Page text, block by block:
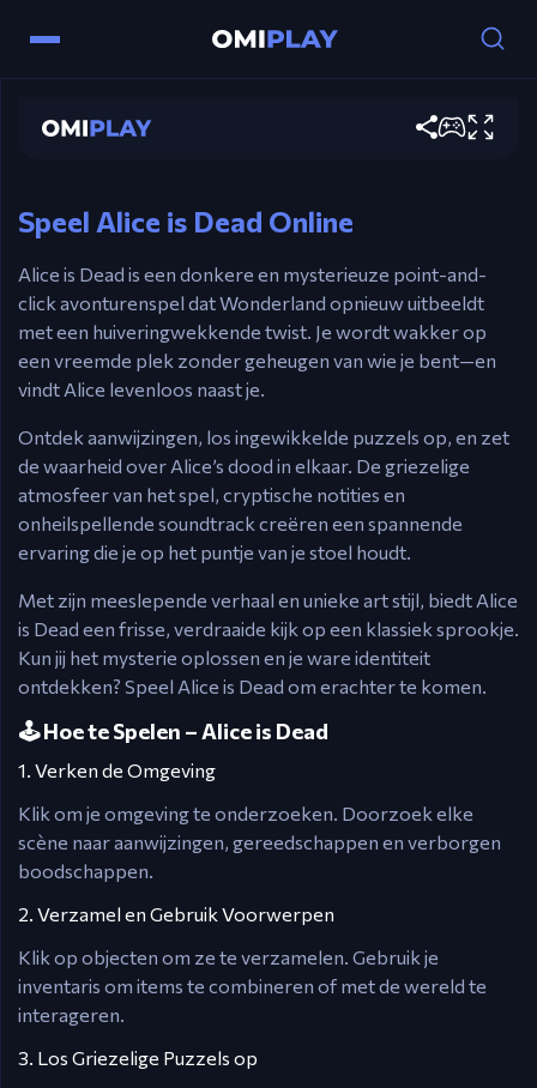
Alice is Dead
Speel Alice is Dead Online
Alice is Dead is een donkere en mysterieuze point-and-
click avonturenspel dat Wonderland opnieuw uitbeeldt
met een huiveringwekkende twist. Je wordt wakker op
een vreemde plek zonder geheugen van wie je bent—en
vindt Alice levenloos naast je.
Ontdek aanwijzingen, los ingewikkelde puzzels op, en zet
de waarheid over Alice’s dood in elkaar. De griezelige
atmosfeer van het spel, cryptische notities en
onheilspellende soundtrack creëren een spannende
ervaring die je op het puntje van je stoel houdt.
Met zijn meeslepende verhaal en unieke art stijl, biedt Alice
is Dead een frisse, verdraaide kijk op een klassiek sprookje.
Kun jij het mysterie oplossen en je ware identiteit
ontdekken? Speel Alice is Dead om erachter te komen.
🕹️ Hoe te Spelen – Alice is Dead
1. Verken de Omgeving
Klik om je omgeving te onderzoeken. Doorzoek elke
scène naar aanwijzingen, gereedschappen en verborgen
boodschappen.
2. Verzamel en Gebruik Voorwerpen
Klik op objecten om ze te verzamelen. Gebruik je
inventaris om items te combineren of met de wereld te
interageren.
3. Los Griezelige Puzzels op